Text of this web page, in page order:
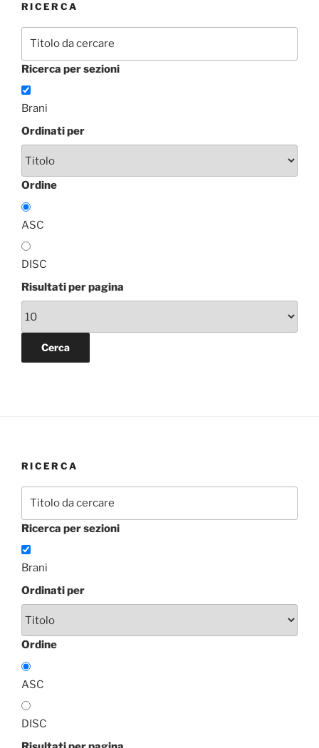
RICERCA
Ricerca per sezioni
Brani
Ordinati per
Ordine
ASC
DISC
Risultati per pagina
RICERCA
Ricerca per sezioni
Brani
Ordinati per
Ordine
ASC
DISC